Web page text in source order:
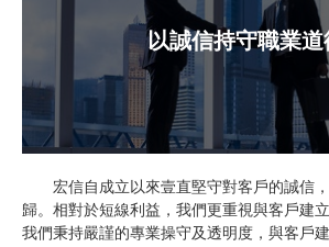
以誠信持守職業道
宏信自成立以來壹直堅守對客戶的誠信
歸。相對於短線利益，我們更重視與客戶建
我們秉持嚴謹的專業操守及透明度，與客戶